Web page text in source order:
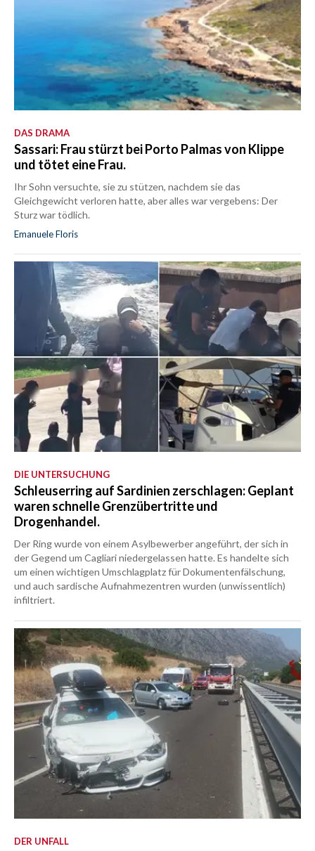
DAS DRAMA
Sassari: Frau stürzt bei Porto Palmas von Klippe
und tötet eine Frau.
Ihr Sohn versuchte, sie zu stützen, nachdem sie das
Gleichgewicht verloren hatte, aber alles war vergebens: Der
Sturz war tödlich.
Emanuele Floris
DIE UNTERSUCHUNG
Schleuserring auf Sardinien zerschlagen: Geplant
waren schnelle Grenzübertritte und
Drogenhandel.
Der Ring wurde von einem Asylbewerber angeführt, der sich in
der Gegend um Cagliari niedergelassen hatte. Es handelte sich
um einen wichtigen Umschlagplatz für Dokumentenfälschung,
und auch sardische Aufnahmezentren wurden (unwissentlich)
infiltriert.
DER UNFALL